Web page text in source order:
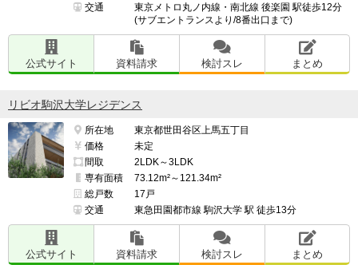
交通
東京メトロ丸ノ内線・南北線 後楽園 駅徒歩12分
(サブエントランスより/8番出口まで)
公式サイト 資料請求 検討スレ まとめ
リビオ駒沢大学レジデンス
所在地
東京都世田谷区上馬五丁目
価格
未定
間取
2LDK～3LDK
専有面積
73.12m²～121.34m²
総戸数
17戸
交通
東急田園都市線 駒沢大学 駅 徒歩13分
公式サイト 資料請求 検討スレ まとめ